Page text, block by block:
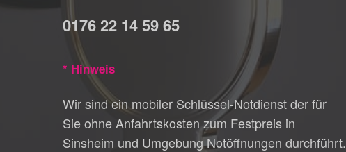
0176 22 14 59 65
* Hinweis
Wir sind ein mobiler Schlüssel-Notdienst der für
Sie ohne Anfahrtskosten zum Festpreis in
Sinsheim und Umgebung Notöffnungen durchführt.